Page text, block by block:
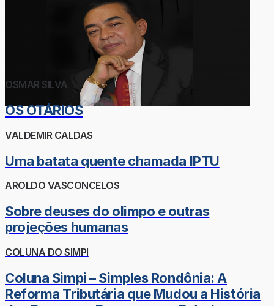
OSMAR SILVA
OS OTÁRIOS
VALDEMIR CALDAS
Uma batata quente chamada IPTU
AROLDO VASCONCELOS
Sobre deuses do olimpo e outras
projeções humanas
COLUNA DO SIMPI
Coluna Simpi – Simples Rondônia: A
Reforma Tributária que Mudou a História